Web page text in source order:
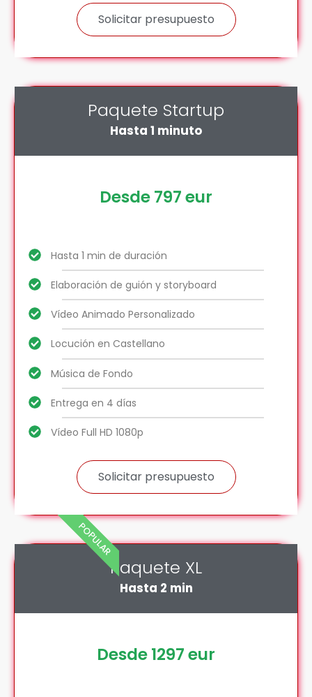
Solicitar presupuesto
Paquete Startup
Hasta 1 minuto
Desde 797 eur
Hasta 1 min de duración
Elaboración de guión y storyboard
Vídeo Animado Personalizado
Locución en Castellano
Música de Fondo
Entrega en 4 días
Vídeo Full HD 1080p
Solicitar presupuesto
POPULAR
Paquete XL
Hasta 2 min
Desde 1297 eur